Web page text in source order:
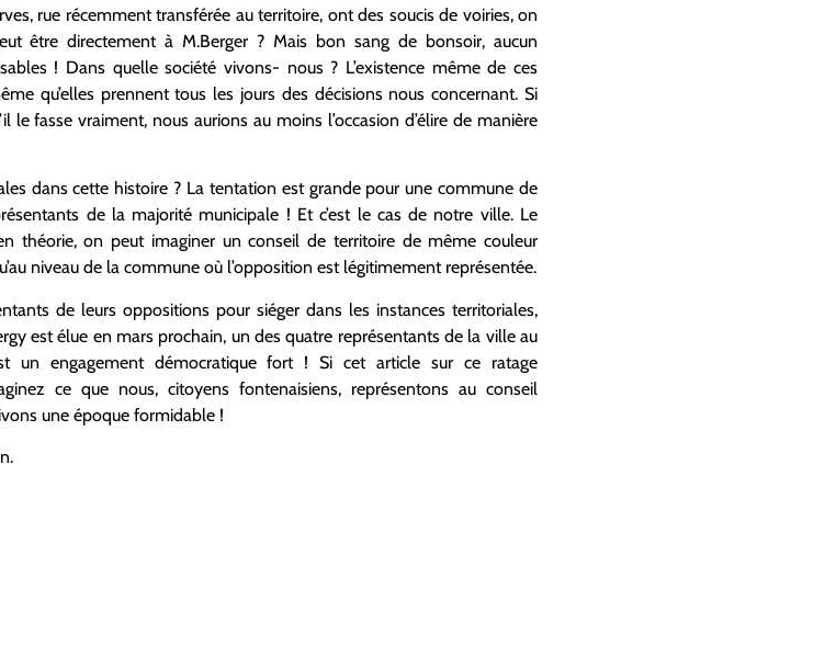
rue récemment transférée au territoire, ont des soucis de voiries, on
être directement à M.Berger ? Mais bon sang de bonsoir, aucun
! Dans quelle société vivons- nous ? L’existence même de ces
qu’elles prennent tous les jours des décisions nous concernant. Si
fasse vraiment, nous aurions au moins l’occasion d’élire de manière
dans cette histoire ? La tentation est grande pour une commune de
de la majorité municipale ! Et c’est le cas de notre ville. Le
théorie, on peut imaginer un conseil de territoire de même couleur
niveau de la commune où l’opposition est légitimement représentée.
de leurs oppositions pour siéger dans les instances territoriales,
est élue en mars prochain, un des quatre représentants de la ville au
un engagement démocratique fort ! Si cet article sur ce ratage
ce que nous, citoyens fontenaisiens, représentons au conseil
une époque formidable !